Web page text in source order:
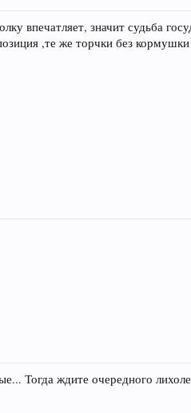
впечатляет, значит судьба
,те же торчки без
Тогда ждите очередного